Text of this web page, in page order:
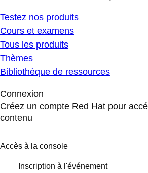
Testez nos produits
Cours et examens
Tous les produits
Thèmes
Bibliothèque de ressources
Connexion
Créez un compte Red Hat pour
contenu
Accès à la console
Inscription à l'événement